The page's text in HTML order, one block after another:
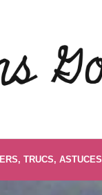
TRUCS, ASTUCES